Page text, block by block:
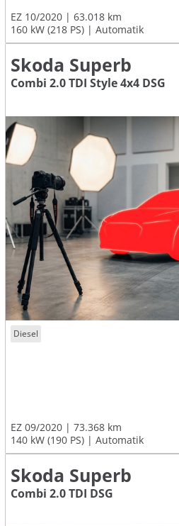
EZ 10/2020
63.018 km
160 kW (218 PS)
Automatik
Skoda Superb
Combi 2.0 TDI Style 4x4 DSG
Diesel
EZ 09/2020
73.368 km
140 kW (190 PS)
Automatik
Skoda Superb
Combi 2.0 TDI DSG